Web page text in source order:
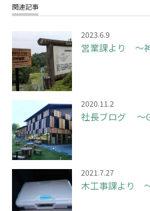
関連記事
2023.6.9
営業課より ～
2020.11.2
社長ブログ ～
2021.7.27
木工事課より